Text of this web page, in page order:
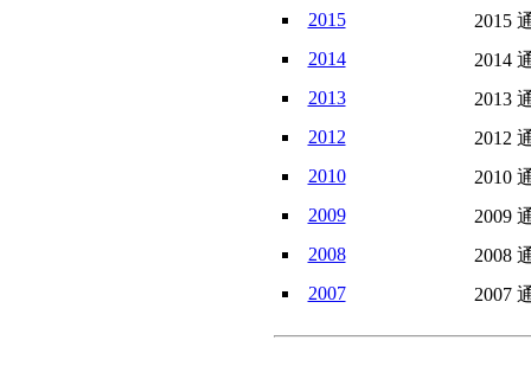
2015
2015
2014
2014
2013
2013
2012
2012
2010
2010
2009
2009
2008
2008
2007
2007